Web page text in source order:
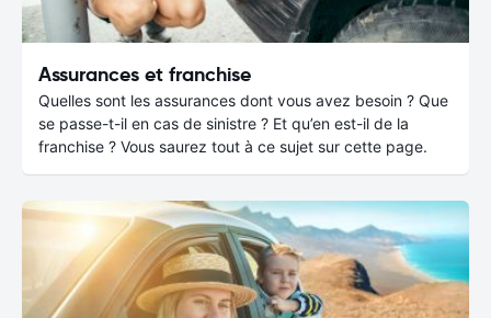
Assurances et franchise
Quelles sont les assurances dont vous avez besoin ? Que
se passe-t-il en cas de sinistre ? Et qu’en est-il de la
franchise ? Vous saurez tout à ce sujet sur cette page.